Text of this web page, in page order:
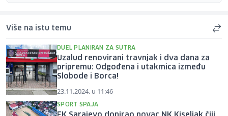
Više na istu temu
DUEL PLANIRAN ZA SUTRA
Uzalud renovirani travnjak i dva dana za
pripremu: Odgođena i utakmica između
Slobode i Borca!
23.11.2024. u 11:46
SPORT SPAJA